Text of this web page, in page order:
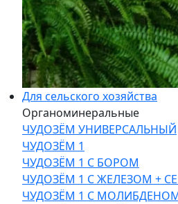
Для сельского хозяйства
Органоминеральные
ЧУДОЗЁМ УНИВЕРСАЛЬНЫЙ
ЧУДОЗЁМ 1
ЧУДОЗЁМ 1 С БОРОМ
ЧУДОЗЁМ 1 С ЖЕЛЕЗОМ +
ЧУДОЗЁМ 1 С МОЛИБДЕНОМ